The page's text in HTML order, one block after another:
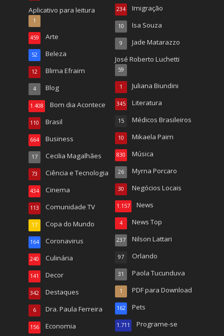
Aplicativo para leitura
1
Arte
459
Beleza
52
Blima Efraim
12
Blog
4
Bom dia Acontece
1.408
Brasil
110
Business
664
Cecilia Magalhães
17
Ciência e Tecnologia
73
Cinema
434
Comunidade TV
113
Copa do Mundo
17
Coronavirus
164
Culinária
240
Decor
141
Destaques
342
Dra. Paula Ferreira
6
Economia
156
Imigração
234
Isa Souza
10
Jade Matarazzo
9
José Roberto Luchetti
59
Juliana Biundini
1
Literatura
345
Médicos Brasileiros
15
Mikaela Paim
10
Música
830
Myrna Porcaro
26
Negócios Locais
30
News
1.157
News Top
4
Nilson Lattari
237
Orlando
97
Paola Tucunduva
31
PDF para Download
1
Pets
162
Programe-se
1.711